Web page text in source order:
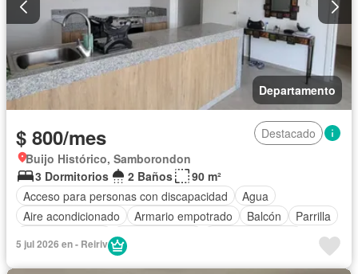
Departamento
$ 800/mes
Destacado
Buijo Histórico, Samborondon
3 Dormitorios
2 Baños
90 m²
Acceso para personas con discapacidad
Agua
Aire acondicionado
Armario empotrado Balcón
Parrilla
Cocina integral
Electricidad
Estacionamiento
5 jul 2026 en - Reiriv